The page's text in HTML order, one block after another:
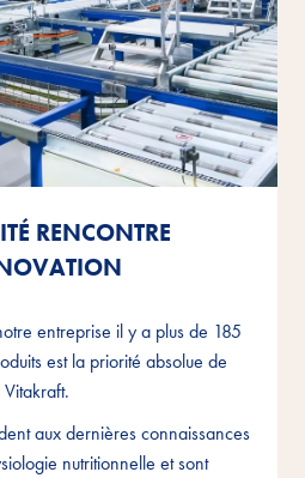
RENCONTRE
entreprise il y a plus de 185
est la priorité absolue de
Vitakraft.
aux dernières connaissances
nutritionnelle et sont
RENCONTRE
entreprise il y a plus de 185
est la priorité absolue de
Vitakraft.
aux dernières connaissances
nutritionnelle et sont
RENCONTRE
entreprise il y a plus de 185
est la priorité absolue de
Vitakraft.
aux dernières connaissances
nutritionnelle et sont